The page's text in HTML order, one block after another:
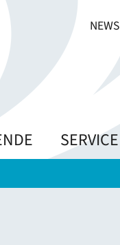
NEWS
SERVICE